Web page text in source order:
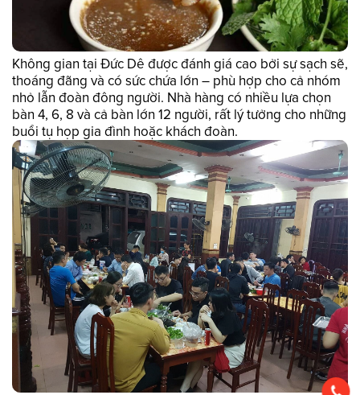
Không gian tại Đức Dê được đánh giá cao bởi sự sạch sẽ,
thoáng đãng và có sức chứa lớn – phù hợp cho cả nhóm
nhỏ lẫn đoàn đông người. Nhà hàng có nhiều lựa chọn
bàn 4, 6, 8 và cả bàn lớn 12 người, rất lý tưởng cho những
buổi tụ họp gia đình hoặc khách đoàn.